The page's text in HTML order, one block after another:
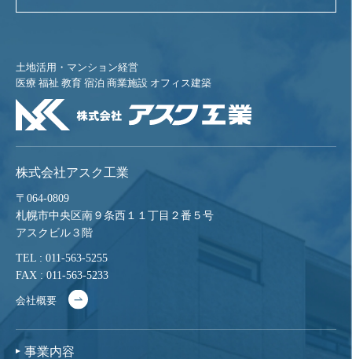
土地活用・マンション経営
医療 福祉 教育 宿泊 商業施設 オフィス建築
株式会社アスク工業
〒064-0809
札幌市中央区南９条西１１丁目２番５号
アスクビル３階
TEL : 011-563-5255
FAX : 011-563-5233
会社概要
事業内容